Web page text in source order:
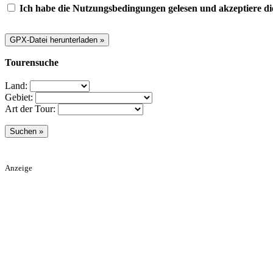
Ich habe die Nutzungsbedingungen gelesen und akzeptiere
Tourensuche
Land:
Gebiet:
Art der Tour:
Anzeige